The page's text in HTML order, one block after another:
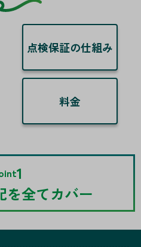
点検保証の仕組み
料金
1
を全てカバー